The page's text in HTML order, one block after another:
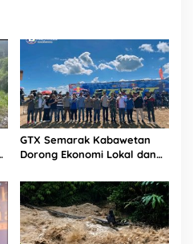
GTX Semarak Kabawetan
Dorong Ekonomi Lokal dan